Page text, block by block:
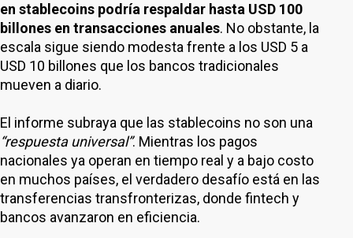
en stablecoins podría respaldar hasta USD 100
billones en transacciones anuales. No obstante, la
escala sigue siendo modesta frente a los USD 5 a
USD 10 billones que los bancos tradicionales
mueven a diario.
El informe subraya que las stablecoins no son una
“respuesta universal”. Mientras los pagos
nacionales ya operan en tiempo real y a bajo costo
en muchos países, el verdadero desafío está en las
transferencias transfronterizas, donde fintech y
bancos avanzaron en eficiencia.